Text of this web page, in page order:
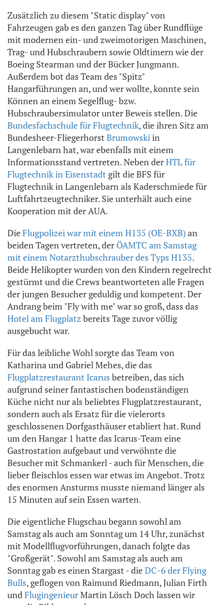
Zusätzlich zu diesem "Static display" von
Fahrzeugen gab es den ganzen Tag über Rundflüge
mit modernen ein- und zweimotorigen Maschinen,
Trag- und Hubschraubern sowie Oldtimern wie der
Boeing Stearman und der Bücker Jungmann.
Außerdem bot das Team des "Spitz"
Hangarführungen an, und wer wollte, konnte sein
Können an einem Segelflug- bzw.
Hubschraubersimulator unter Beweis stellen. Die
Bundesfachschule für Flugtechnik, die ihren Sitz am
Bundesheer-Fliegerhorst Brumowskiin
Langenlebarn hat, war ebenfalls mit einem
Informationsstand vertreten. Neben derHTL für
Flugtechnik in Eisenstadt gilt die BFS für
Flugtechnik in Langenlebarn als Kaderschmiede für
Luftfahrtzeugtechniker. Sie unterhält auch eine
Kooperation mit der AUA.
DieFlugpolizei war mit einem H135 (OE-BXB) an
beiden Tagen vertreten, der ÖAMTC am Samstag
mit einem Notarzthubschrauber des Typs H135.
Beide Helikopter wurden von den Kindern regelrecht
gestürmt und die Crews beantworteten alle Fragen
der jungen Besucher geduldig und kompetent. Der
Andrang beim "Fly with me" war so groß, dass das
Hotel am Flugplatz bereits Tage zuvor völlig
ausgebucht war.
Für das leibliche Wohl sorgte das Team von
Katharina und Gabriel Mehes, die das
Flugplatzrestaurant Icarus betreiben, das sich
aufgrund seiner fantastischen bodenständigen
Küche nicht nur als beliebtes Flugplatzrestaurant,
sondern auch als Ersatz für die vielerorts
geschlossenen Dorfgasthäuser etabliert hat. Rund
um den Hangar 1 hatte das Icarus-Team eine
Gastrostation aufgebaut und verwöhnte die
Besucher mit Schmankerl - auch für Menschen, die
lieber fleischlos essen war etwas im Angebot. Trotz
des enormen Ansturms musste niemand länger als
15 Minuten auf sein Essen warten.
Die eigentliche Flugschau begann sowohl am
Samstag als auch am Sonntag um 14 Uhr, zunächst
mit Modellflugvorführungen, danach folgte das
"Großgerät". Sowohl am Samstag als auch am
Sonntag gab es einen Stargast - dieDC-6 der Flying
Bulls, geflogen von Raimund Riedmann, Julian Firth
undFlugingenieurMartin Lösch Doch lassen wir